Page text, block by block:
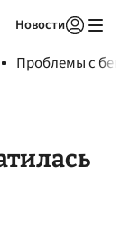
Новости
Проблемы с